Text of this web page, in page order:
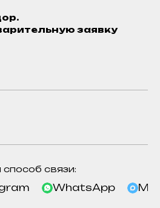
заявку
связи:
WhatsApp